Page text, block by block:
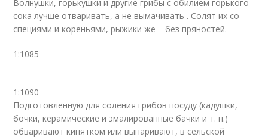
Волнушки, горькушки и другие грибы с обилием горького
сока лучше отваривать, а не вымачивать . Солят их со
специями и кореньями, рыжики же – без пряностей.
1:1085
1:1090
Подготовленную для соления грибов посуду (кадушки,
бочки, керамические и эмалированные бачки и т. п.)
обваривают кипятком или выпаривают, в сельской